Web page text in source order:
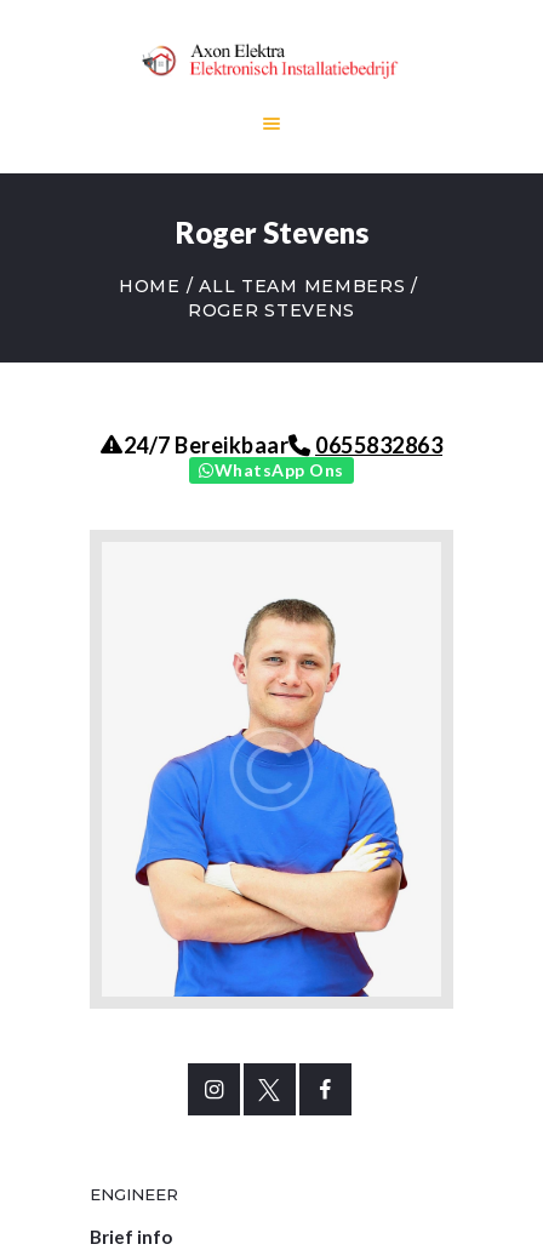
Roger Stevens
HOME
ALL TEAM MEMBERS
ROGER STEVENS
DIENSTEN
CONTACT
24/7 Bereikbaar 0655832863
WhatsApp Ons
ENGINEER
Brief info